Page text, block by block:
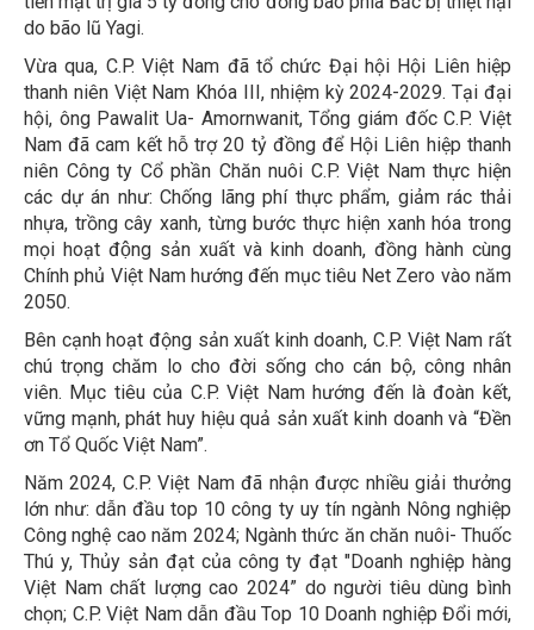
do bão lũ Yagi.
Vừa qua, C.P. Việt Nam đã tổ chức Đại hội Hội Liên hiệp
thanh niên Việt Nam Khóa III, nhiệm kỳ 2024-2029. Tại đại
hội, ông Pawalit Ua- Amornwanit, Tổng giám đốc C.P. Việt
Nam đã cam kết hỗ trợ 20 tỷ đồng để Hội Liên hiệp thanh
niên Công ty Cổ phần Chăn nuôi C.P. Việt Nam thực hiện
các dự án như: Chống lãng phí thực phẩm, giảm rác thải
nhựa, trồng cây xanh, từng bước thực hiện xanh hóa trong
mọi hoạt động sản xuất và kinh doanh, đồng hành cùng
Chính phủ Việt Nam hướng đến mục tiêu Net Zero vào năm
2050.
Bên cạnh hoạt động sản xuất kinh doanh, C.P. Việt Nam rất
chú trọng chăm lo cho đời sống cho cán bộ, công nhân
viên. Mục tiêu của C.P. Việt Nam hướng đến là đoàn kết,
vững mạnh, phát huy hiệu quả sản xuất kinh doanh và “Đền
ơn Tổ Quốc Việt Nam”.
Năm 2024, C.P. Việt Nam đã nhận được nhiều giải thưởng
lớn như: dẫn đầu top 10 công ty uy tín ngành Nông nghiệp
Công nghệ cao năm 2024; Ngành thức ăn chăn nuôi- Thuốc
Thú y, Thủy sản đạt của công ty đạt "Doanh nghiệp hàng
Việt Nam chất lượng cao 2024” do người tiêu dùng bình
chọn; C.P. Việt Nam dẫn đầu Top 10 Doanh nghiệp Đổi mới,